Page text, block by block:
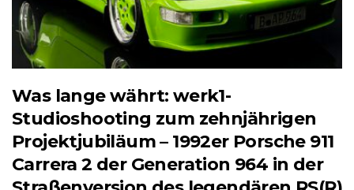
Was lange währt: werk1-
Studioshooting zum zehnjährigen
Projektjubiläum – 1992er Porsche 911
Carrera 2 der Generation 964 in der